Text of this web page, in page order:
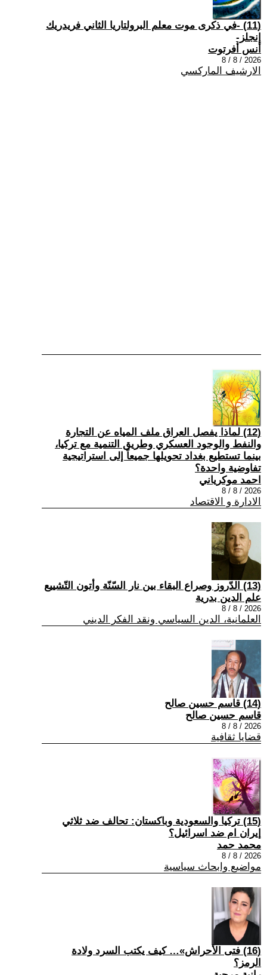
(11) -في ذكرى موت معلم البرولتاريا الثاني فريدريك
إنجلز-
أنس أفرتوت
2026 / 8 / 8
الارشيف الماركسي
(12) لماذا يفصل العراق ملف المياه عن التجارة
والنفط والوجود العسكري وطريق التنمية مع تركيا،
بينما تستطيع بغداد تحويلها جميعاً إلى استراتيجية
تفاوضية واحدة؟
احمد موكرياني
2026 / 8 / 8
الادارة و الاقتصاد
(13) الدّروز وصراع البقاء بين نار السّنّة وأتون التّشييع
علم الدين بدرية
2026 / 8 / 8
العلمانية، الدين السياسي ونقد الفكر الديني
(14) قاسم حسين صالح
قاسم حسين صالح
2026 / 8 / 8
قضايا ثقافية
(15) تركيا والسعودية وباكستان: تحالف ضد ثلاثي
إيران ام ضد اسرائيل؟
محمد حمد
2026 / 8 / 8
مواضيع وابحاث سياسية
(16) فتى الأحراش»… كيف يكتب السرد ولادة
الرمز؟